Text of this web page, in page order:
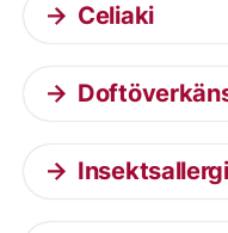
Celiaki
Insektsallergi